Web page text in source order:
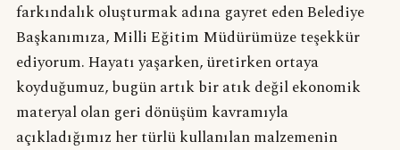
farkındalık oluşturmak adına gayret eden Belediye
Başkanımıza, Milli Eğitim Müdürümüze teşekkür
ediyorum. Hayatı yaşarken, üretirken ortaya
koyduğumuz, bugün artık bir atık değil ekonomik
materyal olan geri dönüşüm kavramıyla
açıkladığımız her türlü kullanılan malzemenin